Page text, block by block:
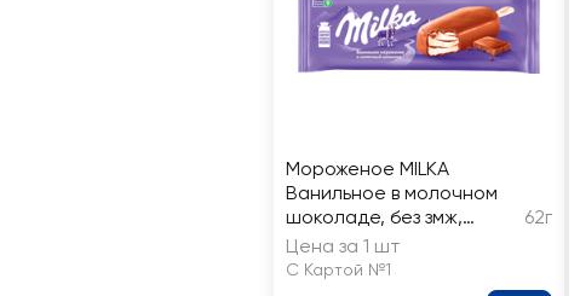
Мороженое MILKA
Ванильное в молочном
шоколаде, без змж,
эскимо
62г
Цена за 1 шт
С Картой №1